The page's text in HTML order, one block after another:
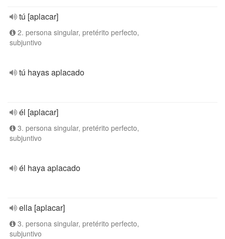
tú [aplacar]
2. persona singular, pretérito perfecto,
subjuntivo
tú hayas aplacado
él [aplacar]
3. persona singular, pretérito perfecto,
subjuntivo
él haya aplacado
ella [aplacar]
3. persona singular, pretérito perfecto,
subjuntivo